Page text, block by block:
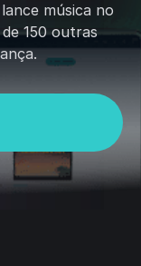
música no
150 outras